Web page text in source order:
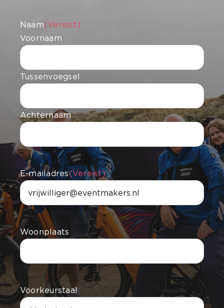
Naam(Vereist)
Voornaam
Tussenvoegsel
Achternaam
E-mailadres(Vereist)
Woonplaats
Voorkeurstaal